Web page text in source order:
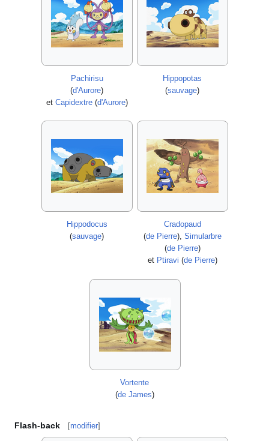
Pachirisu
(d'Aurore)
et Capidextre(d'Aurore)
Hippopotas
(sauvage)
Hippodocus
(sauvage)
Cradopaud
(de Pierre), Simularbre
(de Pierre)
et Ptiravi (de Pierre)
Vortente
(de James)
Flash-back [modifier]